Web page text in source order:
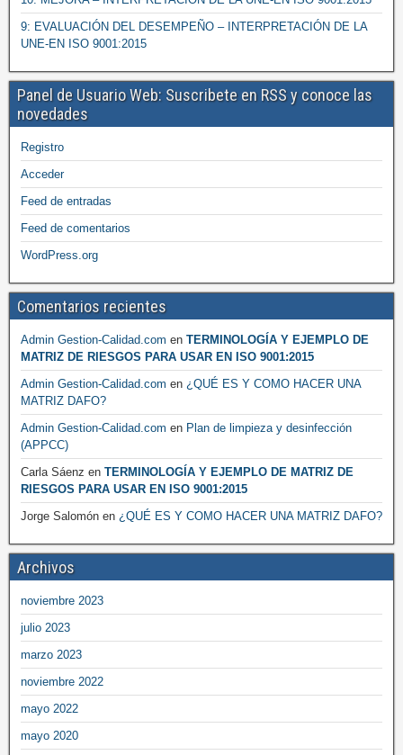
9: EVALUACIÓN DEL DESEMPEÑO – INTERPRETACIÓN DE LA
UNE-EN ISO 9001:2015
Panel de Usuario Web: Suscribete en RSS y conoce las
novedades
Registro
Acceder
Feed de entradas
Feed de comentarios
WordPress.org
Comentarios recientes
Admin Gestion-Calidad.com en TERMINOLOGÍA Y EJEMPLO DE
MATRIZ DE RIESGOS PARA USAR EN ISO 9001:2015
Admin Gestion-Calidad.com en ¿QUÉ ES Y COMO HACER UNA
MATRIZ DAFO?
Admin Gestion-Calidad.com en Plan de limpieza y desinfección
(APPCC)
Carla Sáenz en TERMINOLOGÍA Y EJEMPLO DE MATRIZ DE
RIESGOS PARA USAR EN ISO 9001:2015
Jorge Salomón en ¿QUÉ ES Y COMO HACER UNA MATRIZ DAFO?
Archivos
noviembre 2023
julio 2023
marzo 2023
noviembre 2022
mayo 2022
mayo 2020